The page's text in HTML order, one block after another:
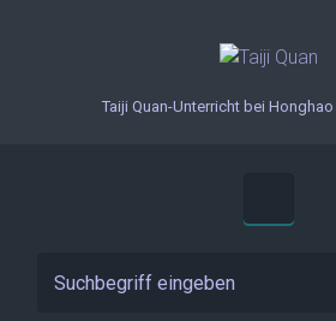
Taiji Quan-Unterricht bei